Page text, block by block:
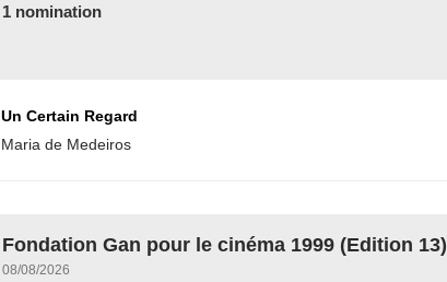
1 nomination
Un Certain Regard
Maria de Medeiros
Fondation Gan pour le cinéma 1999 (Edition 13)
08/08/2026